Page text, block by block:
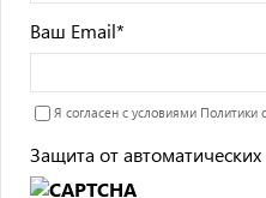
Ваш Email*
Я согласен с условиями Политики
Защита от